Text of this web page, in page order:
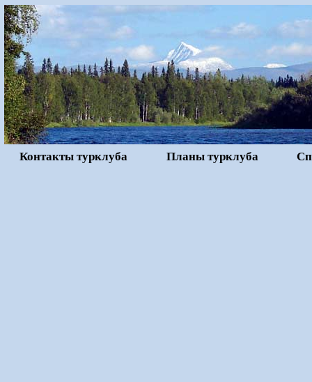
Контакты турклуба Планы турклуба